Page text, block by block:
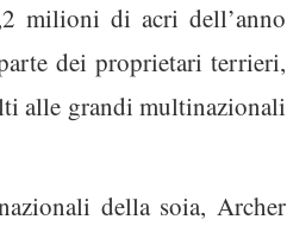
milioni di acri dell’anno
dei proprietari terrieri,
alle grandi multinazionali
della soia, Archer